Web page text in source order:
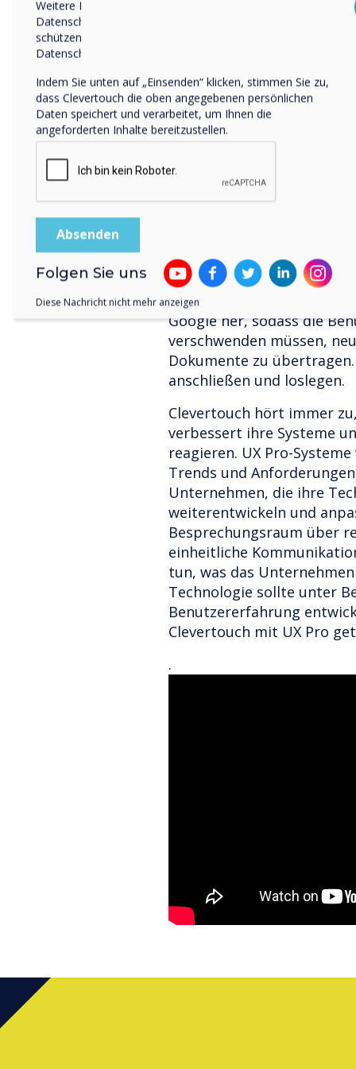
Arbeiten bereits Realität,
Der Schlüssel zum
in der Gewährleistung der
Hardware werden nur
bedienen sind. "Wenn
wir hauptsächlich, dass
„Die Lösung für
bedienen sein, und
ermutigen, sie zu
schwierig ist, eine
entsteht eine Barriere für
Verbindung zu
Google her, sodass die
verschwenden müssen,
Dokumente zu
anschließen und loslegen.
Clevertouch hört immer
verbessert ihre Systeme
reagieren. UX Pro-
Trends und
Unternehmen, die ihre
weiterentwickeln und
Besprechungsraum über
einheitliche
tun, was das
Technologie sollte unter
Benutzererfahrung
Clevertouch mit UX Pro
.
Weitere Informationen zum Abbestellen, zu unseren
Datenschutzverfahren und dazu, wie wir Ihre Privatsphäre
schützen und respektieren, finden Sie in unserer
Datenschutzrichtlinie.
Indem Sie unten auf „Einsenden“ klicken, stimmen Sie zu,
dass Clevertouch die oben angegebenen persönlichen
Daten speichert und verarbeitet, um Ihnen die
angeforderten Inhalte bereitzustellen.
Folgen Sie uns
Diese Nachricht nicht mehr anzeigen